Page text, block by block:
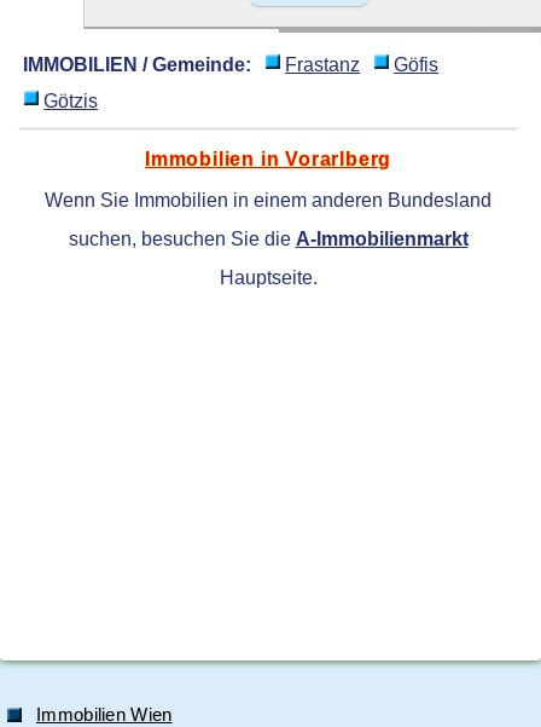
IMMOBILIEN / Gemeinde: Frastanz
Göfis
Götzis
Immobilien in Vorarlberg
Wenn Sie Immobilien in einem anderen Bundesland
suchen, besuchen Sie die A-Immobilienmarkt
Hauptseite.
Immobilien Wien